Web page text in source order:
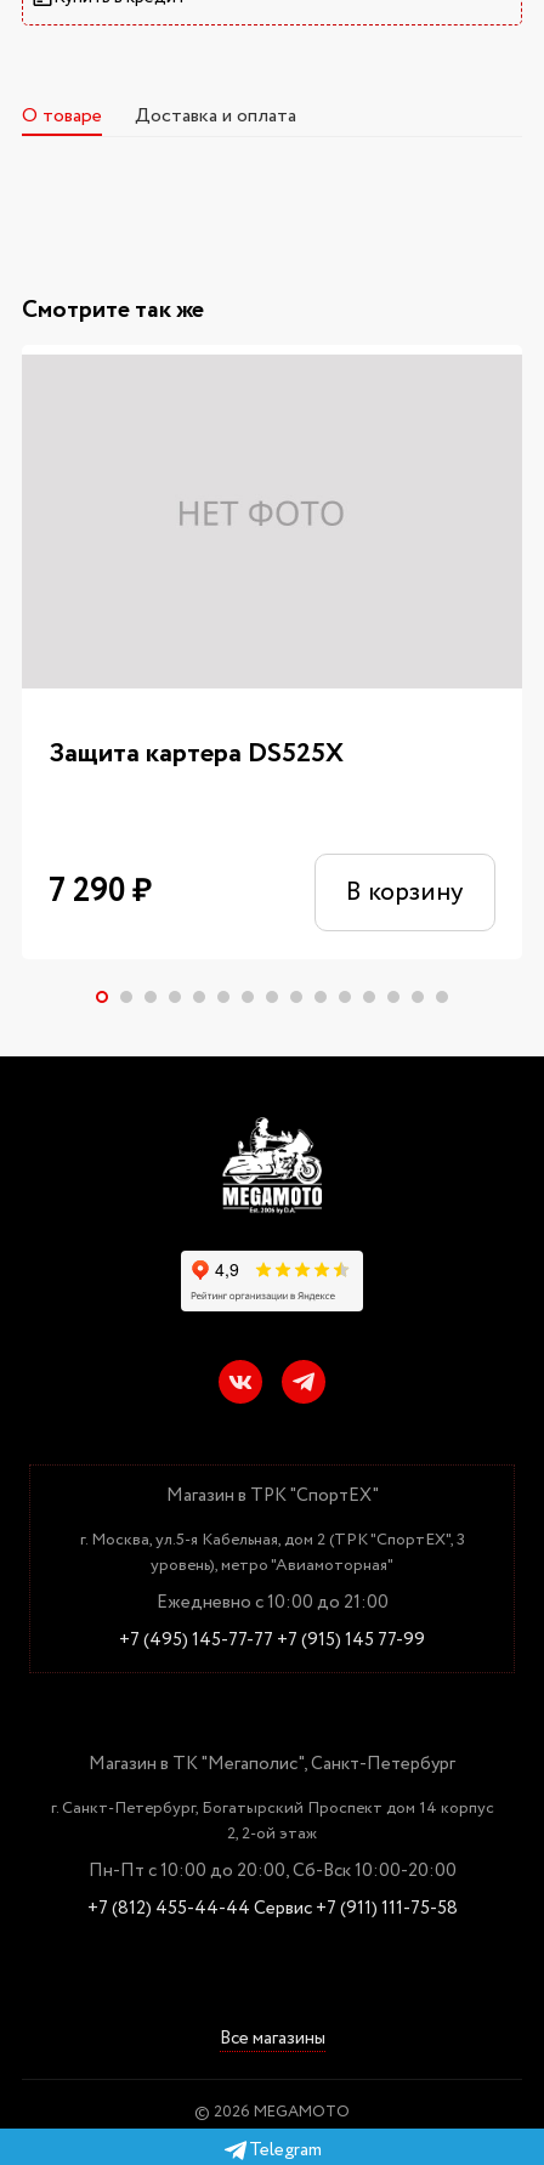
О товаре Доставка и оплата
Смотрите так же
Защита картера DS525X
7 290₽ В корзину
Магазин в ТРК "СпортЕХ"
г. Москва, ул.5-я Кабельная, дом 2 (ТРК "СпортЕХ", 3
уровень), метро "Авиамоторная"
Ежедневно с 10:00 до 21:00
+7 (495) 145-77-77 +7 (915) 145 77-99
Магазин в ТК "Мегаполис", Санкт-Петербург
г. Санкт-Петербург, Богатырский Проспект дом 14 корпус
2, 2-ой этаж
Пн-Пт с 10:00 до 20:00, Сб-Вск 10:00-20:00
+7 (812) 455-44-44Сервис +7 (911) 111-75-58
Все магазины
© 2026 MEGAMOTO
Пользовательское соглашение
Telegram